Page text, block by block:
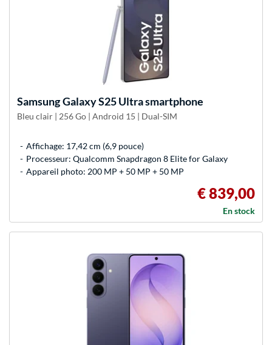
SamsungGalaxy S25 Ultra smartphone
Bleu clair | 256 Go | Android 15 | Dual-SIM
Affichage: 17,42 cm (6,9 pouce)
Processeur: Qualcomm Snapdragon 8 Elite for Galaxy
Appareil photo: 200 MP + 50 MP + 50 MP
€ 839,00
En stock